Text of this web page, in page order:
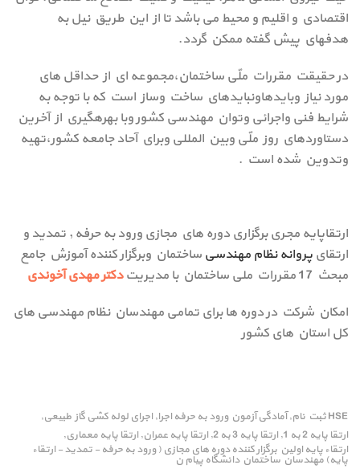
اقتصادي و اقلیم و محیط می باشد تا از این طریق نیل به
هدفهاي پیش گفته ممکن گردد.
در حقیقت مقررات ملّی ساختمان،مجموعه اي از حداقل هاي
مورد نیاز وبایدهاونبایدهاي ساخت وساز است که با توجه به
شرایط فنی واجرائی وتوان مهندسی کشور وبا بهرهگیري از آخرین
دستاوردهاي روز ملّی وبین المللی وبراي آحاد جامعه کشور،تهیه
وتدوین شده است .
ارتقاپایه مجری برگزاری دوره های مجازی ورود به حرفه , تمدید و
ارتقای پروانه نظام مهندسی ساختمان وبرگزار کننده آموزش جامع
مبحث 17 مقررات ملی ساختمان با مدیریت
دکتر مهدی آخوندی
امکان شرکت در دوره ها برای تمامی مهندسان نظام مهندسی های
کل استان های کشور
HSE ثبت نام ,آمادگی آزمون ورود به حرفه اجرا, اجرای لوله کشی گاز طبیعی,
ارتقا پایه 2 به 1 , ارتقا پایه 3 به 2 , ارتقا پایه عمران, ارتقا پایه معماری,
ارتقاء پایه اولین برگزار کننده دوره های مجازی ( ورود به حرفه - تمدید - ارتقاء
پایه) مهندسان ساختمان دانشگاه پیام ن